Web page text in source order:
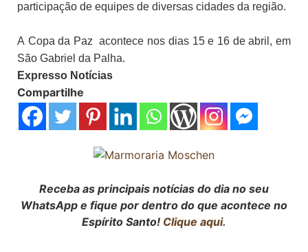
participação de equipes de diversas cidades da região.
A Copa da Paz acontece nos dias 15 e 16 de abril, em
São Gabriel da Palha.
Expresso Notícias
Compartilhe
Receba as principais notícias do dia no seu
WhatsApp e fique por dentro do que acontece no
Espírito Santo! Clique aqui.